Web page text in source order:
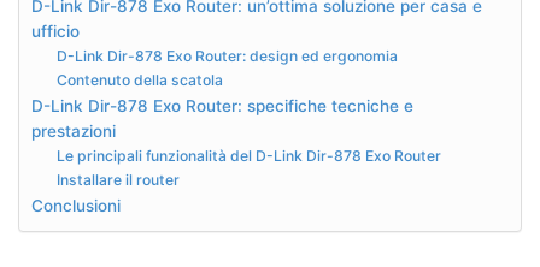
D-Link Dir-878 Exo Router: un’ottima soluzione per casa e
ufficio
D-Link Dir-878 Exo Router: design ed ergonomia
Contenuto della scatola
D-Link Dir-878 Exo Router: specifiche tecniche e
prestazioni
Le principali funzionalità del D-Link Dir-878 Exo Router
Installare il router
Conclusioni